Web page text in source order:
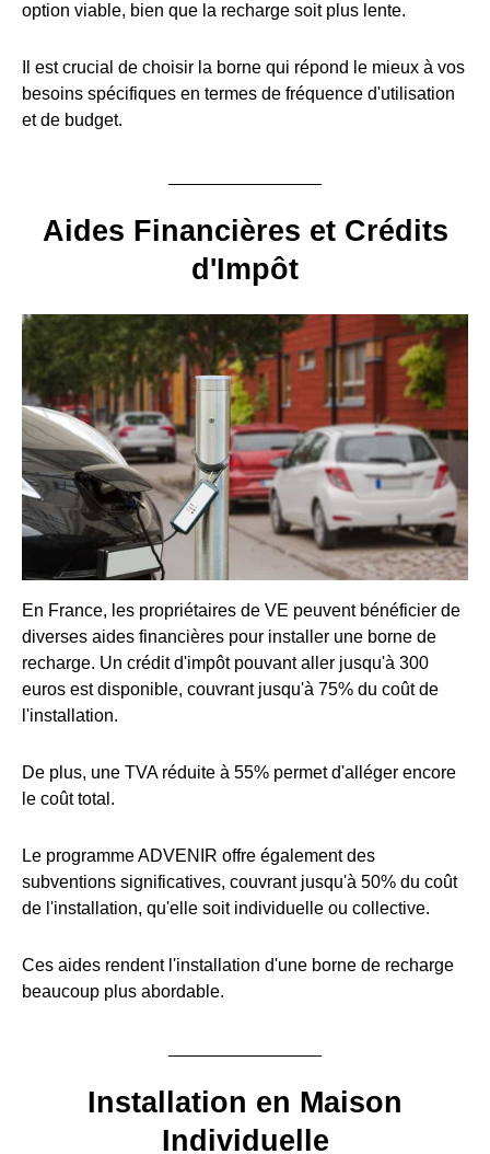
option viable, bien que la recharge soit plus lente.
Il est crucial de choisir la borne qui répond le mieux à vos
besoins spécifiques en termes de fréquence d'utilisation
et de budget.
Aides Financières et Crédits
d'Impôt
En France, les propriétaires de VE peuvent bénéficier de
diverses aides financières pour installer une borne de
recharge. Un crédit d'impôt pouvant aller jusqu'à 300
euros est disponible, couvrant jusqu'à 75% du coût de
l'installation.
De plus, une TVA réduite à 55% permet d'alléger encore
le coût total.
Le programme ADVENIR offre également des
subventions significatives, couvrant jusqu'à 50% du coût
de l'installation, qu'elle soit individuelle ou collective.
Ces aides rendent l'installation d'une borne de recharge
beaucoup plus abordable.
Installation en Maison
Individuelle